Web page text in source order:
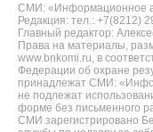
СМИ: «Информационное
Редакция: тел.: +7(8212)
Главный редактор:
Права на материалы,
www.bnkomi.ru, в
Федерации об охране
принадлежат СМИ:
не подлежат
форме без письменного
СМИ зарегистрировано